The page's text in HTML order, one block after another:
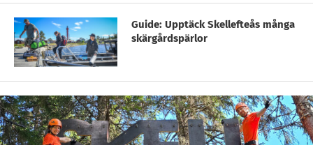
Guide: Upptäck Skellefteås många
skärgårdspärlor